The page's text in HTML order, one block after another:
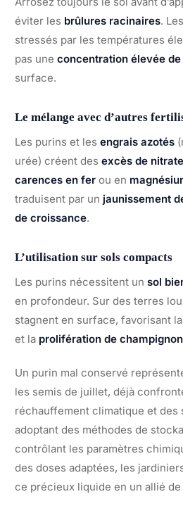
éviter les brûlures racinaires.
stressés par les températures
pas une concentration élevée
surface.
Le mélange avec d’autres
Les purins et les engrais azotés
urée) créent des excès de
carences en fer ou en
traduisent par un jaunissement
de croissance.
L’utilisation sur sols compacts
Les purins nécessitent un sol
en profondeur. Sur des terres
stagnent en surface, favorisant la
et la prolifération de
Un purin mal conservé
les semis de juillet, déjà
réchauffement climatique et des
adoptant des méthodes de
contrôlant les paramètres
des doses adaptées, les
ce précieux liquide en un allié